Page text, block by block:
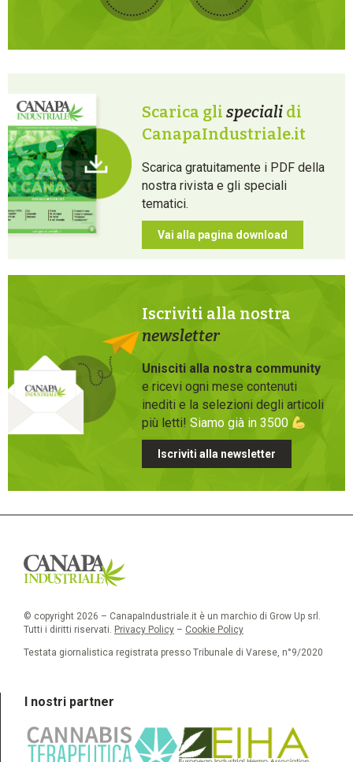
Scarica gli speciali di
CanapaIndustriale.it
Scarica gratuitamente i PDF della
nostra rivista e gli speciali
tematici.
Vai alla pagina download
Iscriviti alla nostra
newsletter
Unisciti alla nostra community
e ricevi ogni mese contenuti
inediti e la selezioni degli articoli
più letti! Siamo già in 3500
Iscriviti alla newsletter
© copyright 2026 – CanapaIndustriale.it è un marchio di Grow Up srl.
Tutti i diritti riservati. Privacy Policy – Cookie Policy
Testata giornalistica registrata presso Tribunale di Varese, n°9/2020
I nostri partner